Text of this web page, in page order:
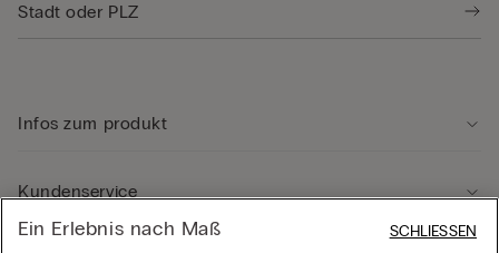
Infos zum produkt
Kundenservice
Ein Erlebnis nach Maß SCHLIESSEN